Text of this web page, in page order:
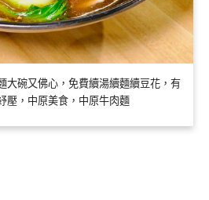
大碗又佛心，免費續湯續麵續豆花，有
壓，中原美食，中原牛肉麵